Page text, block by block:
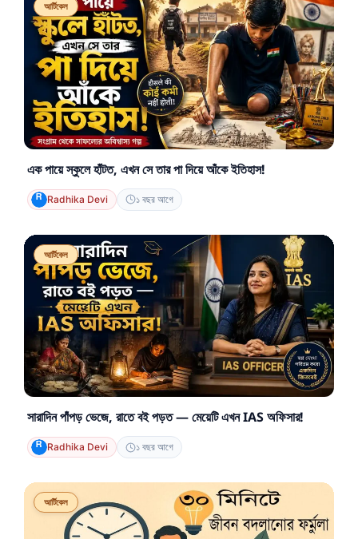
আর্টিকেল
এক পায়ে স্কুলে হাঁটত, এখন সে তার পা দিয়ে আঁকে ইতিহাস!
Radhika Devi ১ বছর আগে
আর্টিকেল
সারাদিন পাঁপড় ভেজে, রাতে বই পড়ত — মেয়েটি এখন IAS অফিসার!
Radhika Devi ১ বছর আগে
আর্টিকেল